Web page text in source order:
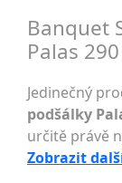
Banquet
Palas
Jedinečný
podšálky
určitě právě
Zobrazit